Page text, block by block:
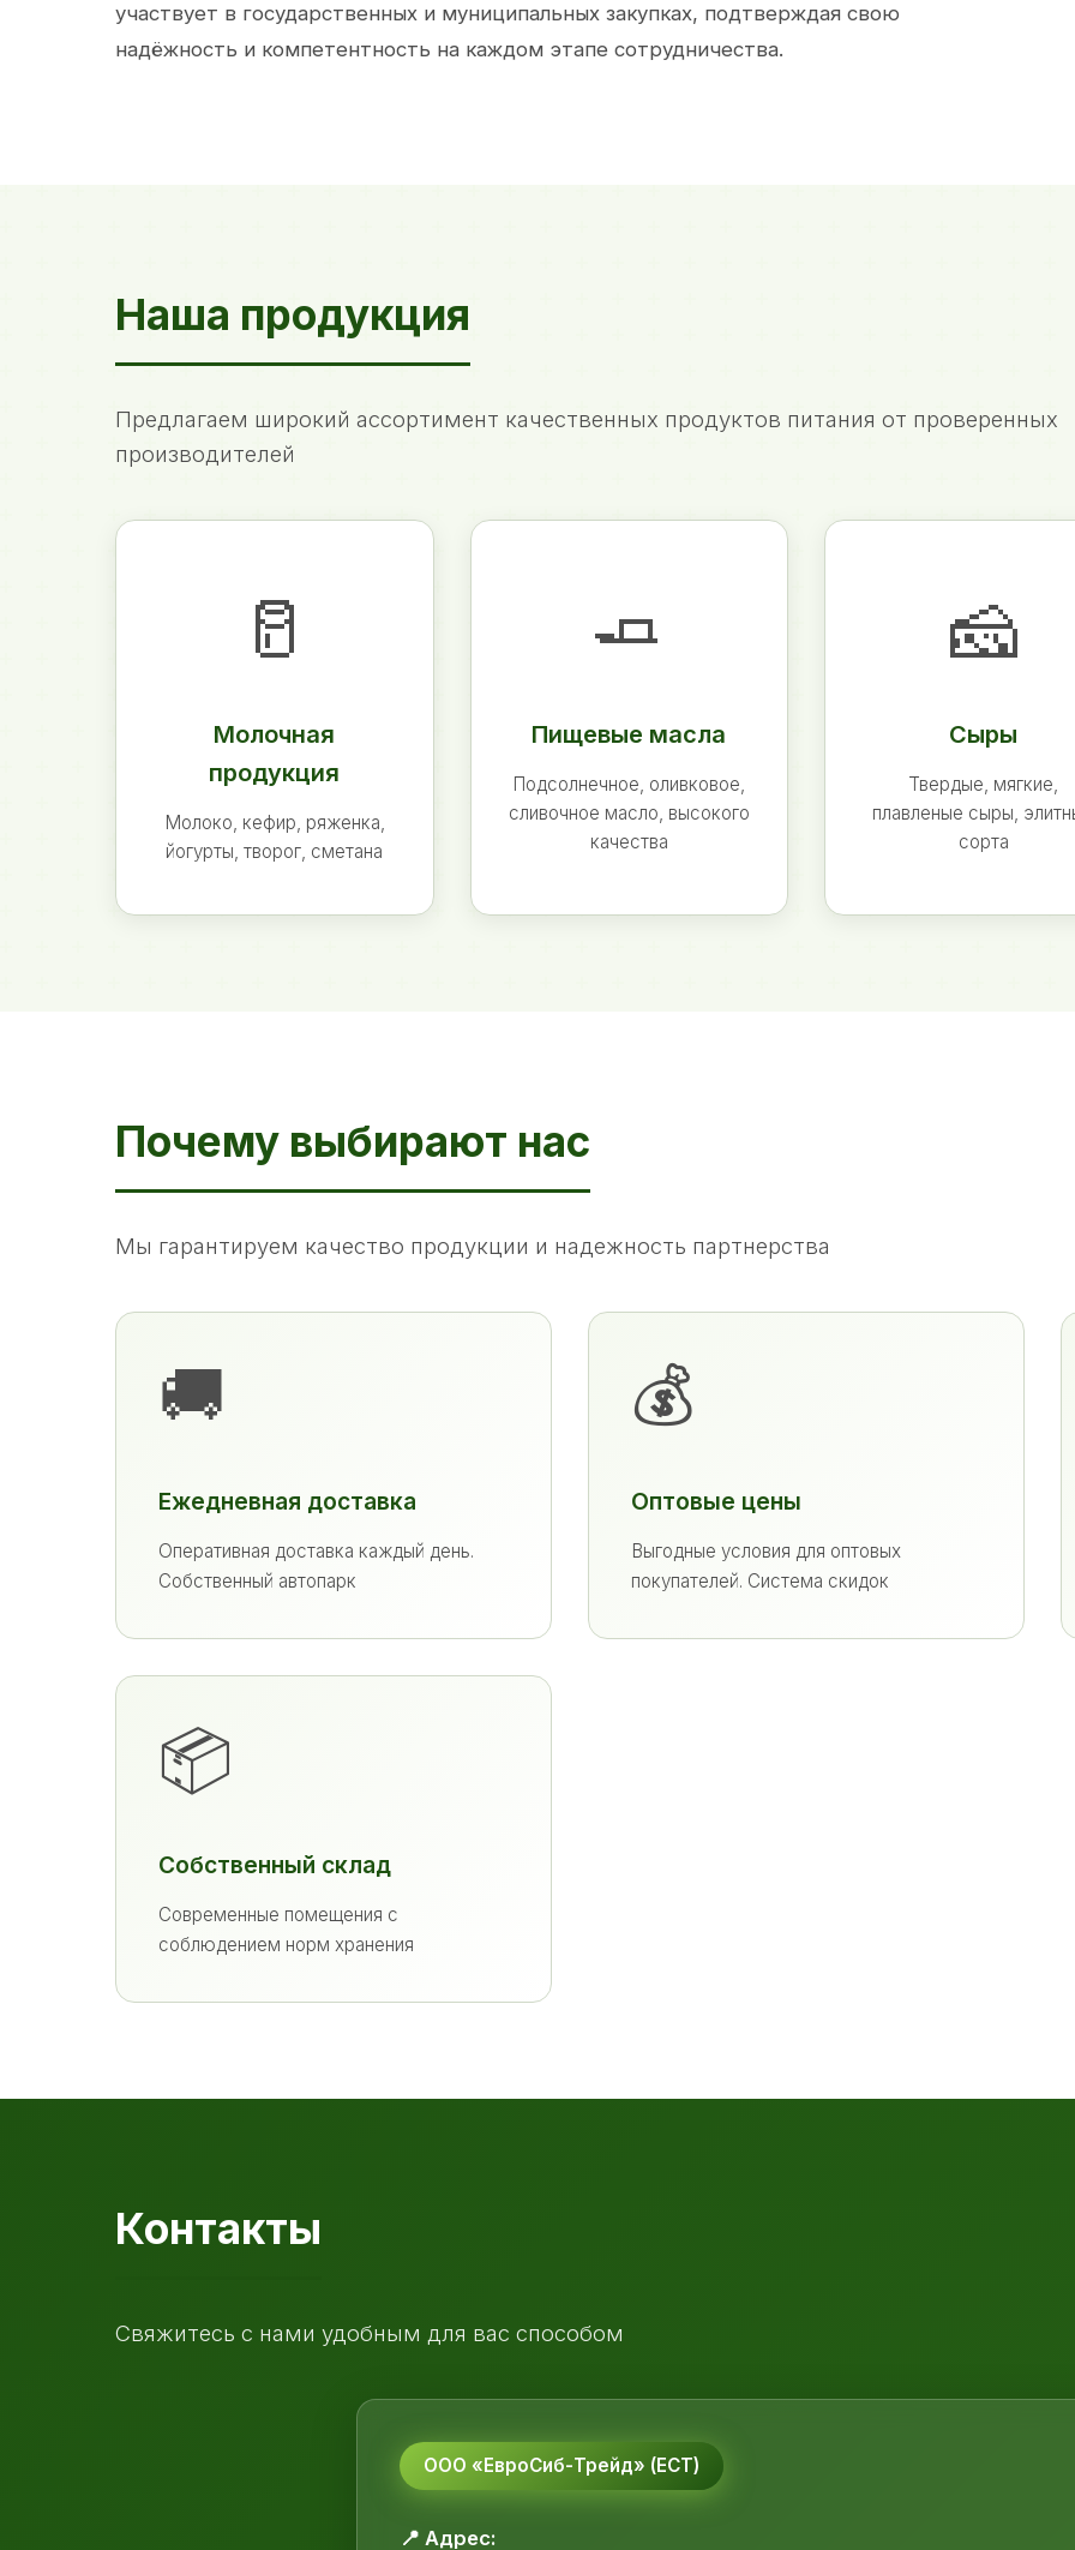
участвует в государственных и муниципальных закупках, подтверждая свою
надёжность и компетентность на каждом этапе сотрудничества.
Наша продукция
Предлагаем широкий ассортимент качественных продуктов питания от проверенных
производителей
🥛
Молочная
продукция
Молоко, кефир, ряженка,
йогурты, творог, сметана
🧈
Пищевые масла
Подсолнечное, оливковое,
сливочное масло, высокого
качества
🧀
Сыры
Твердые, мягкие,
плавленые сыры,
сорта
Почему выбирают нас
Мы гарантируем качество продукции и надежность партнерства
🚚
Ежедневная доставка
Оперативная доставка каждый день.
Собственный автопарк
💰
Оптовые цены
Выгодные условия для оптовых
покупателей. Система скидок
📦
Собственный склад
Современные помещения с
соблюдением норм хранения
Контакты
Свяжитесь с нами удобным для вас способом
ООО «ЕвроСиб-Трейд» (ЕСТ)
📍 Адрес: